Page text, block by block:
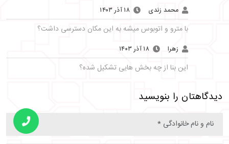
محمد زندی ۱۸ آذر ۱۴۰۳
با مترو و اتوبوس میشه به این مکان دسترسی داشت؟
زهرا ۱۸ آذر ۱۴۰۳
این بنا از چه بخش هایی تشکیل شده؟
دیدگاهتان را بنویسید